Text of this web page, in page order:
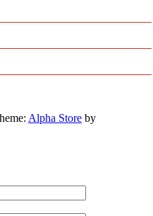
Alpha Store by